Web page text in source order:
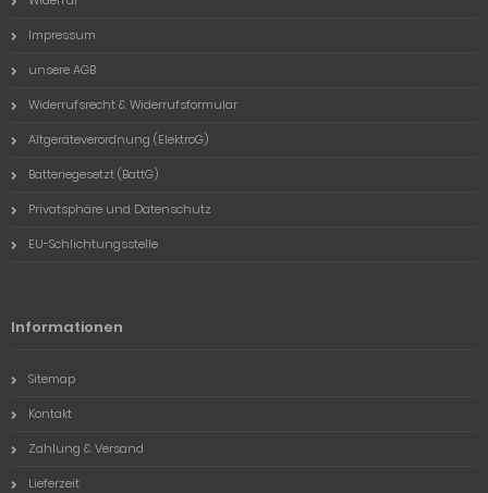
Impressum
unsere AGB
Widerrufsrecht & Widerrufsformular
Altgeräteverordnung (ElektroG)
Batteriegesetzt (BattG)
Privatsphäre und Datenschutz
EU-Schlichtungsstelle
Informationen
Sitemap
Kontakt
Zahlung & Versand
Lieferzeit